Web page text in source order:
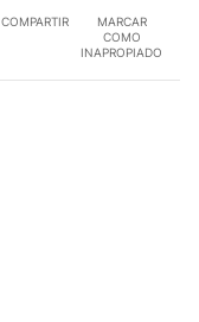
COMPARTIR
MARCAR
COMO
INAPROPIADO